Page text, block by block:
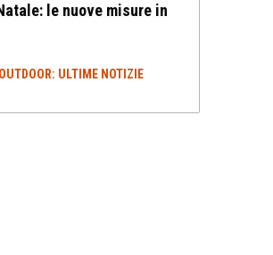
le nuove misure in
ULTIME NOTIZIE